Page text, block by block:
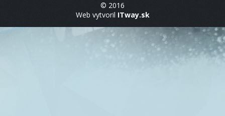
© 2016
Web vytvoril ITway.sk